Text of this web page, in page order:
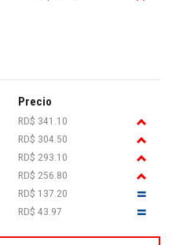
Precio
RD$ 341.10
RD$ 304.50
RD$ 293.10
RD$ 256.80
RD$ 137.20
RD$ 43.97